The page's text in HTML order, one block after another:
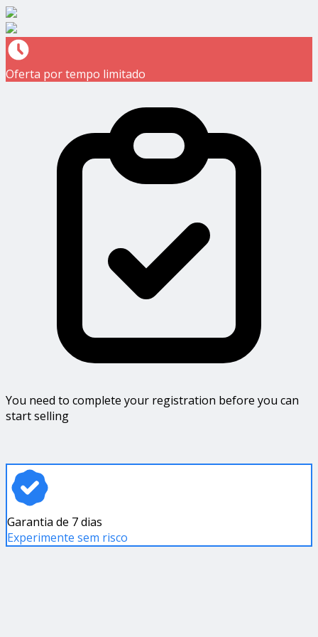
Oferta por tempo limitado
You need to complete your registration before you can
start selling
Garantia de 7 dias
Experimente sem risco